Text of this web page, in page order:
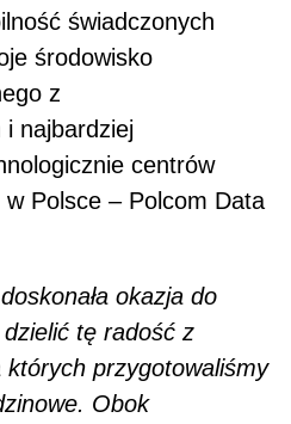
świadczonych
środowisko
z
i najbardziej
centrów
Polsce – Polcom Data
okazja do
tę radość z
przygotowaliśmy
Obok